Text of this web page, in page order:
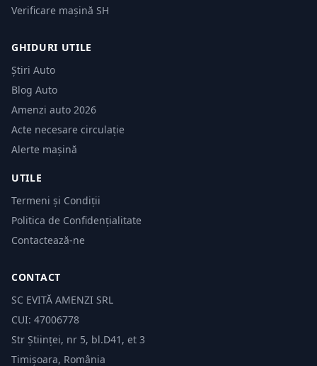
Verificare mașină SH
GHIDURI UTILE
Știri Auto
Blog Auto
Amenzi auto 2026
Acte necesare circulație
Alerte mașină
UTILE
Termeni și Condiții
Politica de Confidențialitate
Contactează-ne
CONTACT
SC EVITĂ AMENZI SRL
CUI: 47006778
Str Științei, nr 5, bl.D41, et 3
Timișoara, România